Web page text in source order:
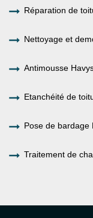
Réparation de
Nettoyage et
Antimousse
Etanchéité de
Pose de bardage
Traitement de